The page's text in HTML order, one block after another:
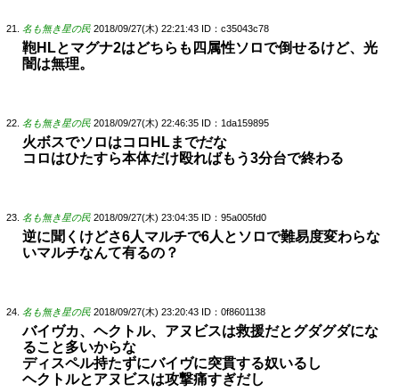
名も無き星の民 2018/09/27(木) 22:21:43 ID：c35043c78
鞄HLとマグナ2はどちらも四属性ソロで倒せるけど、光
闇は無理。
名も無き星の民 2018/09/27(木) 22:46:35 ID：1da159895
火ボスでソロはコロHLまでだな
コロはひたすら本体だけ殴ればもう3分台で終わる
名も無き星の民 2018/09/27(木) 23:04:35 ID：95a005fd0
逆に聞くけどさ6人マルチで6人とソロで難易度変わらな
いマルチなんて有るの？
名も無き星の民 2018/09/27(木) 23:20:43 ID：0f8601138
バイヴカ、ヘクトル、アヌビスは救援だとグダグダにな
ること多いからな
ディスペル持たずにバイヴに突貫する奴いるし
ヘクトルとアヌビスは攻撃痛すぎだし